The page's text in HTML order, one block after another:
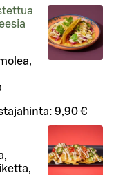
9,90 €